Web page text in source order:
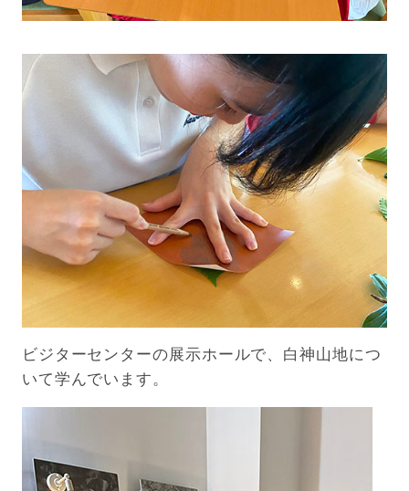
ビジターセンターの展示ホールで、白神山地につ
いて学んでいます。